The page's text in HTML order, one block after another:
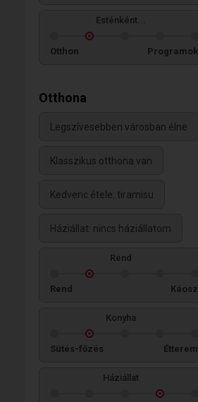
Esténként...
Otthon Programok
Otthona
Legszívesebben városban élne
Klasszikus otthona van
Kedvenc étele: tiramisu
Háziállat: nincs háziállatom
Rend
Rend Káosz
Konyha
Sütés-főzés Étterem
Háziállat